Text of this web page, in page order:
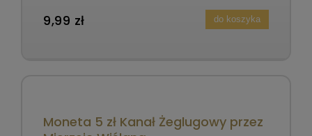
9,99 zł do koszyka
Moneta 5 zł Kanał Żeglugowy przez